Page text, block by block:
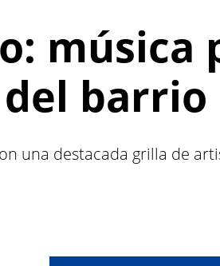
música
barrio
una destacada grilla de